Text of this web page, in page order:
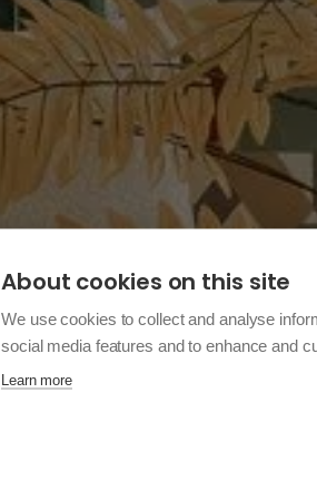
About cookies on this site
We use cookies to collect and analyse
social media features and to enhance and
Learn more